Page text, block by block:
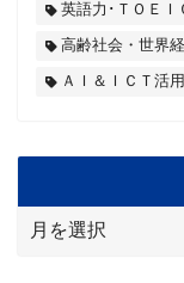
英語力･ＴＯＥＩ
高齢社会・世界
ＡＩ＆ＩＣＴ活用